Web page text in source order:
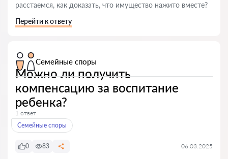
расстаемся, как доказать, что имущество нажито вместе?
Перейти к ответу
Семейные споры
Можно ли получить
компенсацию за воспитание
ребенка?
1 ответ
Семейные споры
0 83 06.03.2025